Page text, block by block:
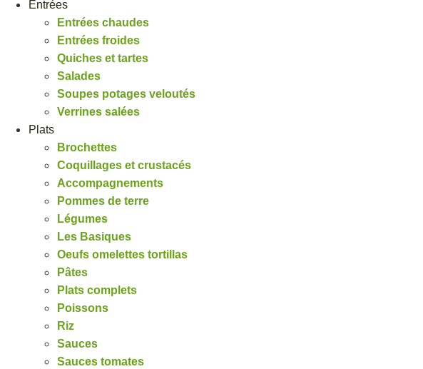
Entrées
Entrées chaudes
Entrées froides
Quiches et tartes
Salades
Soupes potages veloutés
Verrines salées
Plats
Brochettes
Coquillages et crustacés
Accompagnements
Pommes de terre
Légumes
Les Basiques
Oeufs omelettes tortillas
Pâtes
Plats complets
Poissons
Riz
Sauces
Sauces tomates